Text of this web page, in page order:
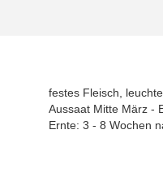
festes Fleisch,
Aussaat Mitte März -
Ernte: 3 - 8 Wochen